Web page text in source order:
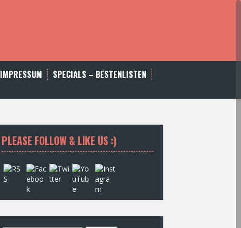
IMPRESSUM
SPECIALS – BESTENLISTEN
PLEASE FOLLOW & LIKE US :)